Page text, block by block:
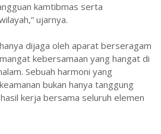
kamtibmas serta
ujarnya.
dijaga oleh aparat berseragam
kebersamaan yang hangat di
Sebuah harmoni yang
bukan hanya tanggung
kerja bersama seluruh elemen